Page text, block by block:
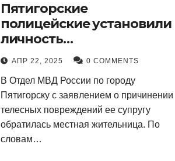
Пятигорские
полицейские установили
личность
злоумышленника,
причинившего телесные
повреждения местному
жителю
АПР 22, 2025 0 COMMENTS
В Отдел МВД России по городу
Пятигорску с заявлением о причинении
телесных повреждений ее супругу
обратилась местная жительница. По
словам…